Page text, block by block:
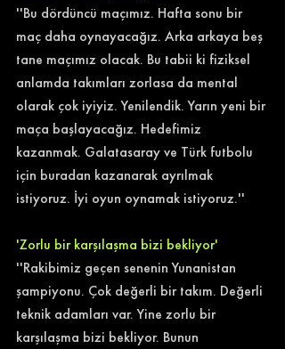
''Bu dördüncü maçımız. Hafta sonu bir
maç daha oynayacağız. Arka arkaya beş
tane maçımız olacak. Bu tabii ki fiziksel
anlamda takımları zorlasa da mental
olarak çok iyiyiz. Yenilendik. Yarın yeni bir
maça başlayacağız. Hedefimiz
kazanmak. Galatasaray ve Türk futbolu
için buradan kazanarak ayrılmak
istiyoruz. İyi oyun oynamak istiyoruz.''
'Zorlu bir karşılaşma bizi bekliyor'
''Rakibimiz geçen senenin Yunanistan
şampiyonu. Çok değerli bir takım. Değerli
teknik adamları var. Yine zorlu bir
karşılaşma bizi bekliyor. Bunun